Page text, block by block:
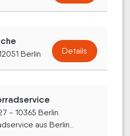
Berlin Details
- 10365 Berlin
aus Berlin...